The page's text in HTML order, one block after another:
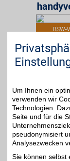
BSW-
BSW-
Um Ihnen ein
verwenden wir
Technologien.
Seite und für die
pseudonymisiert
Analysezwecken
Sie können selbst